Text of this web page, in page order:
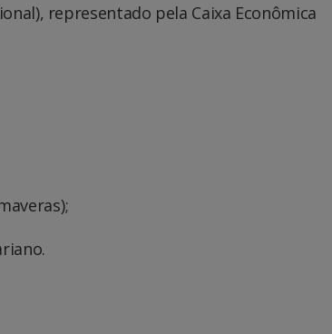
representado pela Caixa Econômica